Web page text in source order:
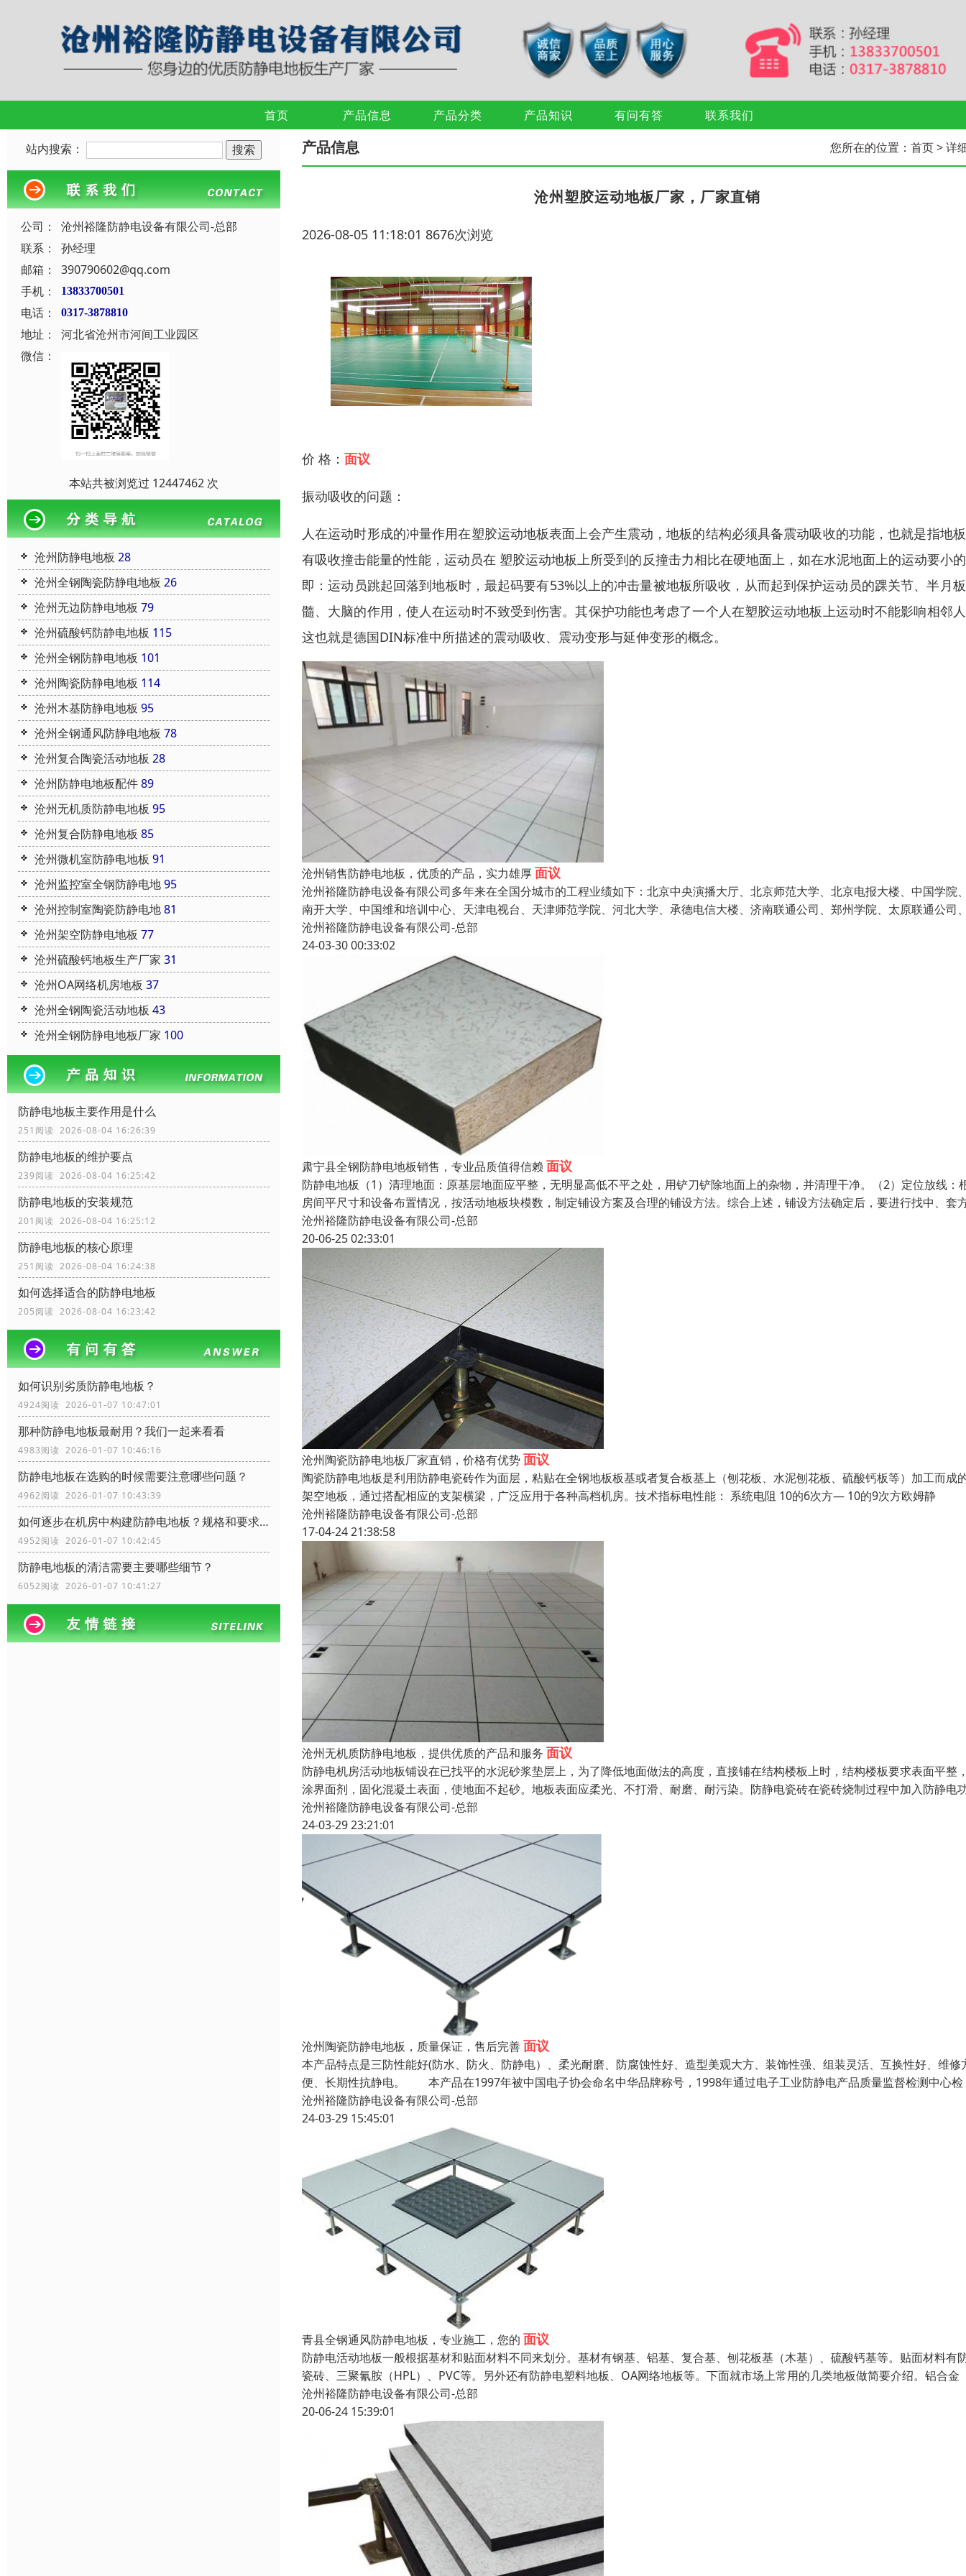
首页 产品信息 产品分类 产品知识 有问有答 联系我们
站内搜索：
公司：
沧州裕隆防静电设备有限公司-总部
联系：
孙经理
邮箱：
390790602@qq.com
手机：
13833700501
电话： 0317-3878810
地址：
河北省沧州市河间工业园区
微信：
本站共被浏览过 12447462 次
沧州防静电地板 28
沧州全钢陶瓷防静电地板 26
沧州无边防静电地板 79
沧州硫酸钙防静电地板 115
沧州全钢防静电地板 101
沧州陶瓷防静电地板 114
沧州木基防静电地板 95
沧州全钢通风防静电地板 78
沧州复合陶瓷活动地板 28
沧州防静电地板配件89
沧州无机质防静电地板 95
沧州复合防静电地板 85
沧州微机室防静电地板 91
沧州监控室全钢防静电地95
沧州控制室陶瓷防静电地81
沧州架空防静电地板 77
沧州硫酸钙地板生产厂家 31
沧州OA网络机房地板 37
沧州全钢陶瓷活动地板 43
沧州全钢防静电地板厂家 100
防静电地板主要作用是什么
251阅读 2026-08-04 16:26:39
防静电地板的维护要点
239阅读 2026-08-04 16:25:42
防静电地板的安装规范
201阅读 2026-08-04 16:25:12
防静电地板的核心原理
251阅读 2026-08-04 16:24:38
如何选择适合的防静电地板
205阅读 2026-08-04 16:23:42
如何识别劣质防静电地板？
4924阅读 2026-01-07 10:47:01
那种防静电地板最耐用？我们一起来看看
4983阅读 2026-01-07 10:46:16
防静电地板在选购的时候需要注意哪些问题？
4962阅读 2026-01-07 10:43:39
如何逐步在机房中构建防静电地板？规格和要求？
4952阅读 2026-01-07 10:42:45
防静电地板的清洁需要主要哪些细节？
6052阅读 2026-01-07 10:41:27
产品信息 您所在的位置： 首页> 详
沧州塑胶运动地板厂家，厂家直销
2026-08-05 11:18:01 8676次浏览
价 格： 面议
振动吸收的问题：
人在运动时形成的冲量作用在塑胶运动地板表面上会产生震动，地板的结构必须具备震动吸收的功能，也就是指地
有吸收撞击能量的性能，运动员在 塑胶运动地板上所受到的反撞击力相比在硬地面上，如在水泥地面上的运动要小
即：运动员跳起回落到地板时，最起码要有53%以上的冲击量被地板所吸收，从而起到保护运动员的踝关节、半月
髓、大脑的作用，使人在运动时不致受到伤害。其保护功能也考虑了一个人在塑胶运动地板上运动时不能影响相邻
这也就是德国DIN标准中所描述的震动吸收、震动变形与延伸变形的概念。
沧州销售防静电地板，优质的产品，实力雄厚面议
沧州裕隆防静电设备有限公司多年来在全国分城市的工程业绩如下：北京中央演播大厅、北京师范大学、北京电报大楼、中国学院
南开大学、中国维和培训中心、天津电视台、天津师范学院、河北大学、承德电信大楼、济南联通公司、郑州学院、太原联通公司
沧州裕隆防静电设备有限公司-总部
24-03-30 00:33:02
肃宁县全钢防静电地板销售，专业品质值得信赖 面议
防静电地板（1）清理地面：原基层地面应平整，无明显高低不平之处，用铲刀铲除地面上的杂物，并清理干净。（2）定位放线：
房间平尺寸和设备布置情况，按活动地板块模数，制定铺设方案及合理的铺设方法。综合上述，铺设方法确定后，要进行找中、套
沧州裕隆防静电设备有限公司-总部
20-06-25 02:33:01
沧州陶瓷防静电地板厂家直销，价格有优势面议
陶瓷防静电地板是利用防静电瓷砖作为面层，粘贴在全钢地板板基或者复合板基上（刨花板、水泥刨花板、硫酸钙板等）加工而成
架空地板，通过搭配相应的支架横梁，广泛应用于各种高档机房。技术指标电性能： 系统电阻 10的6次方— 10的9次方欧姆静
沧州裕隆防静电设备有限公司-总部
17-04-24 21:38:58
沧州无机质防静电地板，提供优质的产品和服务 面议
防静电机房活动地板铺设在已找平的水泥砂浆垫层上，为了降低地面做法的高度，直接铺在结构楼板上时，结构楼板要求表面平整
涂界面剂，固化混凝土表面，使地面不起砂。地板表面应柔光、不打滑、耐磨、耐污染。防静电瓷砖在瓷砖烧制过程中加入防静电
沧州裕隆防静电设备有限公司-总部
24-03-29 23:21:01
沧州陶瓷防静电地板，质量保证，售后完善面议
本产品特点是三防性能好(防水、防火、防静电）、柔光耐磨、防腐蚀性好、造型美观大方、装饰性强、组装灵活、互换性好、维修
便、长期性抗静电。 本产品在1997年被中国电子协会命名中华品牌称号，1998年通过电子工业防静电产品质量监督检测中心检
沧州裕隆防静电设备有限公司-总部
24-03-29 15:45:01
青县全钢通风防静电地板，专业施工，您的 面议
防静电活动地板一般根据基材和贴面材料不同来划分。基材有钢基、铝基、复合基、刨花板基（木基）、硫酸钙基等。贴面材料有
瓷砖、三聚氰胺（HPL）、PVC等。另外还有防静电塑料地板、OA网络地板等。下面就市场上常用的几类地板做简要介绍。铝合金
沧州裕隆防静电设备有限公司-总部
20-06-24 15:39:01